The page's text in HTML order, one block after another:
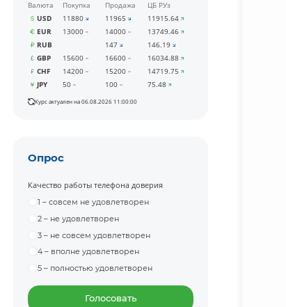
Валюта Покупка Продажа
ЦБ РУз
USD
11880 11965
11915.64
EUR
13000 14000
13749.46
RUB
147
146.19
GBP
15600 16600
16034.88
CHF
14200 15200
14719.75
JPY
50 100 75.48
Курс актуален на 06.08.2026 11:00:00
Опрос
Качество работы телефона доверия
1 – совсем не удовлетворен
2 – не удовлетворен
3 – не совсем удовлетворен
4 – вполне удовлетворен
5 – полностью удовлетворен
Голосовать